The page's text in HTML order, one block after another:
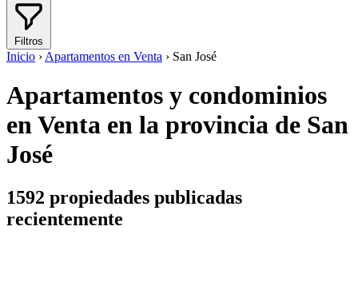
Filtros
Inicio › Apartamentos en Venta › San José
Apartamentos y condominios
en Venta en la provincia de San
José
1592 propiedades publicadas
recientemente